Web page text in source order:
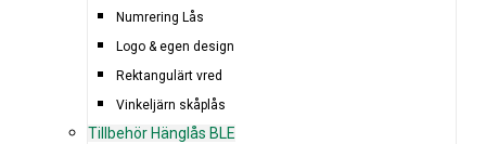
Numrering Lås
Logo & egen design
Rektangulärt vred
Vinkeljärn skåplås
Tillbehör Hänglås BLE